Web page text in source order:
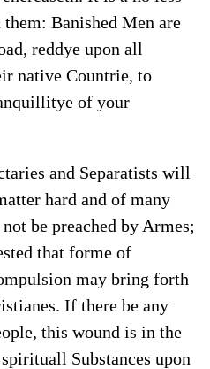
Banished Men are
reddye upon all
native Countrie, to
of your
and Separatists will
hard and of many
be preached by Armes;
that forme of
may bring forth
If there be any
this wound is in the
Substances upon